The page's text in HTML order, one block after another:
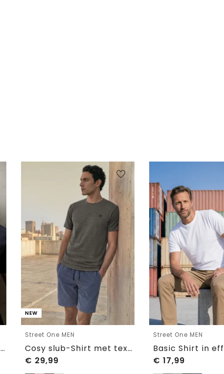
Shirt met print aan de voorkant
NEW
Street One MEN
Cosy slub-Shirt met textuur
€ 29,99
Street One MEN
Basic Shirt in
€ 17,99